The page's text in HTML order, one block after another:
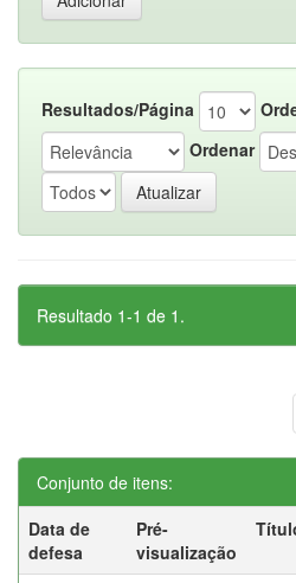
Resultados/Página
Ordenar
Resultado 1-1 de 1.
Conjunto de itens:
Data de
defesa
Pré-
visualização